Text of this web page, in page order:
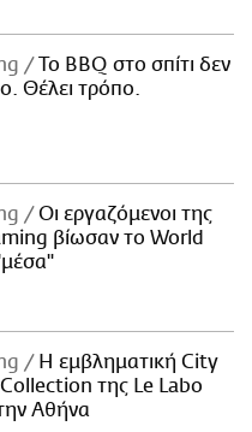
Το BBQ στο σπίτι δεν
Θέλει τρόπο.
Οι εργαζόμενοι της
βίωσαν το World
Η εμβληματική City
της Le Labo
Αθήνα